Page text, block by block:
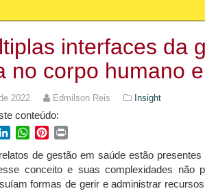
interfaces da
no corpo humano
2022 Edmilson Reis Insight
conteúdo:
LinkedInWhatsApp
Pinterest
de gestão em saúde estão
conceito e suas complexidades não
formas de gerir e administrar